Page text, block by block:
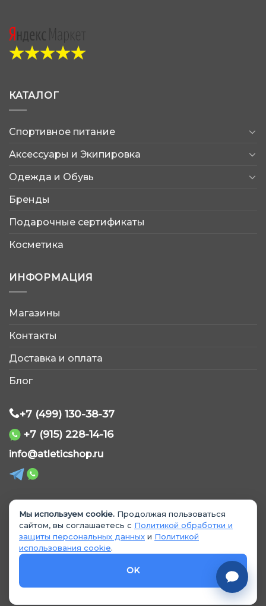
КАТАЛОГ
Спортивное питание
Аксессуары и Экипировка
Одежда и Обувь
Бренды
Подарочные сертификаты
Косметика
ИНФОРМАЦИЯ
Магазины
Контакты
Доставка и оплата
Блог
+7 (499) 130-38-37
+7 (915) 228-14-16
info@atleticshop.ru
Мы используем cookie. Продолжая пользоваться
сайтом, вы соглашаетесь с Политикой обработки и
защиты персональных данных и Политикой
использования cookie.
OK
© 2026 «AtleticShop». Все права защищены
Политика обработки персональных данных
Политика использования cookie
Согласие на обработку данных
Согласие на рекламные материалы
MAX